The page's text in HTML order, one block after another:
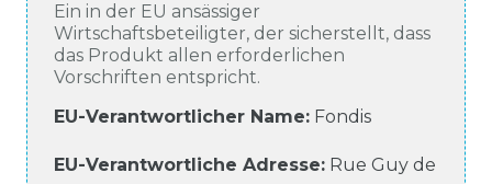
Ein in der EU ansässiger
Wirtschaftsbeteiligter, der sicherstellt, dass
das Produkt allen erforderlichen
Vorschriften entspricht.
EU-Verantwortlicher Name: Fondis
EU-Verantwortliche Adresse: Rue Guy de